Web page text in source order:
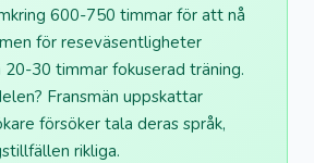
600-750 timmar för att nå
för reseväsentligheter
30 timmar fokuserad träning.
Fransmän uppskattar
försöker tala deras språk,
rikliga.